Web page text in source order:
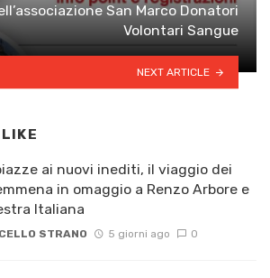
San Marco Donatori
Volontari Sangue
NEXT ARTICLE
ai nuovi inediti, il viaggio dei
in omaggio a Renzo Arbore e
Italiana
STRANO 5 giorni ago 0